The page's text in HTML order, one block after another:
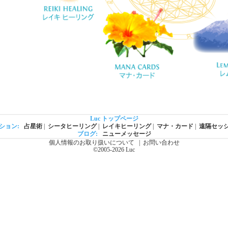
Luc トップページ
ョン:
占星術| シータヒーリング| レイキヒーリング| マナ・カード
遠隔セッ
ブログ:
ニューメッセージ
個人情報のお取り扱いについて
お問い合わせ
©2005-2026 Luc